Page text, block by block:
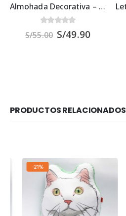
Almohada Decorativa – Gato Atigrado
out of 5
S/55.00 S/49.90
PRODUCTOS RELACIONADOS